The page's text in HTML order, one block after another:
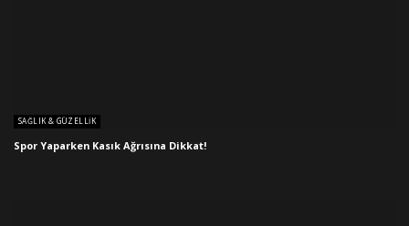
SAĞLIK & GÜZELLIK
Spor Yaparken Kasık Ağrısına Dikkat!